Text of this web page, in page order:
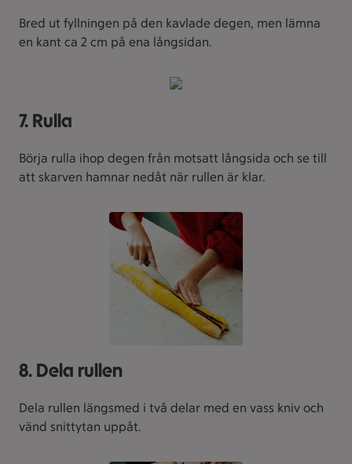
Bred ut fyllningen på den kavlade degen, men lämna
en kant ca 2 cm på ena långsidan.
7. Rulla
Börja rulla ihop degen från motsatt långsida och se till
att skarven hamnar nedåt när rullen är klar.
8. Dela rullen
Dela rullen längsmed i två delar med en vass kniv och
vänd snittytan uppåt.